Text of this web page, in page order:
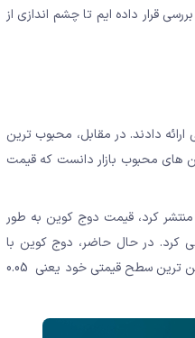
ارزهای رمزنگاری شده است. در این مقاله، 10 میم کوین را مورد بررسی قرار داده ایم تا چشم اندازی از
ارائه دادند. در مقابل، محبوب ترین
های محبوب بازار دانست که قیمت
کرد، قیمت دوج کوین به طور
کرد. در حال حاضر، دوج کوین با
مقاومت قابل توجهی در محدوده قیمتی 0.075 دلار مواجه است. این امر می تواند دوج کوین را تا پایان سال 2023، به پایین ترین سطح قیمتی خود یعنی 0.05